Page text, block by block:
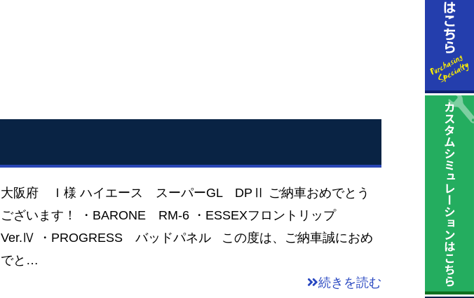
大阪府 Ｉ様 ハイエース スーパーGL DPⅡ ご納車おめでとう
ございます！ ・BARONE RM-6 ・ESSEXフロントリップ
Ver.Ⅳ ・PROGRESS バッドパネル この度は、ご納車誠におめ
でと…
続きを読む